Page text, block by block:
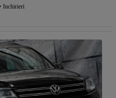
Inchirieri